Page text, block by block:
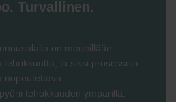
Turvallinen.
on meneillään
tehokkuutta, ja siksi prosesseja
nopeutettava.
tehokkuuden ympärillä.